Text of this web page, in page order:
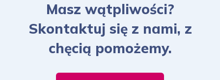
Masz wątpliwości?
Skontaktuj się z nami, z
chęcią pomożemy.